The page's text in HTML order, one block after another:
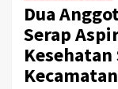
Dua
Serap
Kesehatan
Kecamatan